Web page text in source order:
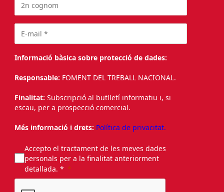
Informació bàsica sobre protecció de dades:
Responsable: FOMENT DEL TREBALL NACIONAL.
Finalitat: Subscripció al butlletí informatiu i, si
escau, per a prospecció comercial.
Més informació i drets: Política de privacitat.
Accepto el tractament de les meves dades
personals per a la finalitat anteriorment
detallada. *